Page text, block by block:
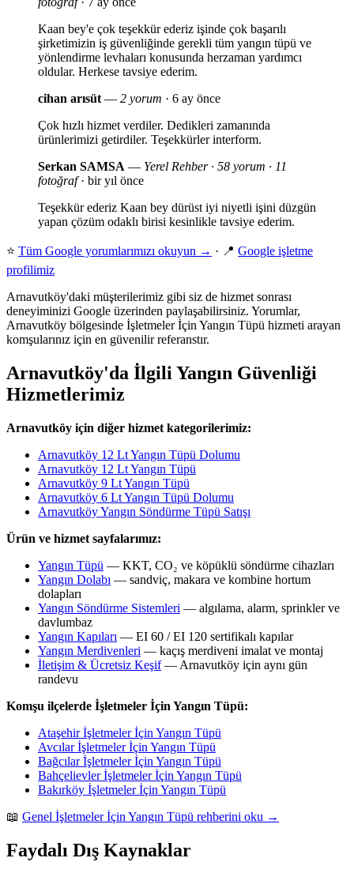
Kaan bey'e çok teşekkür ederiz işinde çok başarılı
şirketimizin iş güvenliğinde gerekli tüm yangın tüpü ve
yönlendirme levhaları konusunda herzaman yardımcı
oldular. Herkese tavsiye ederim.
cihan arısüt— 2 yorum · 6 ay önce
Çok hızlı hizmet verdiler. Dedikleri zamanında
ürünlerimizi getirdiler. Teşekkürler interform.
Serkan SAMSA — Yerel Rehber · 58 yorum · 11
fotoğraf· bir yıl önce
Teşekkür ederiz Kaan bey dürüst iyi niyetli işini düzgün
yapan çözüm odaklı birisi kesinlikle tavsiye ederim.
⭐ Tüm Google yorumlarımızı okuyun → · 📍 Google işletme
profilimiz
Arnavutköy'daki müşterilerimiz gibi siz de hizmet sonrası
deneyiminizi Google üzerinden paylaşabilirsiniz. Yorumlar,
Arnavutköy bölgesinde İşletmeler İçin Yangın Tüpü hizmeti arayan
komşularınız için en güvenilir referanstır.
Arnavutköy'da İlgili Yangın Güvenliği
Hizmetlerimiz
Arnavutköy için diğer hizmet kategorilerimiz:
Arnavutköy 12 Lt Yangın Tüpü Dolumu
Arnavutköy 12 Lt Yangın Tüpü
Arnavutköy 9 Lt Yangın Tüpü
Arnavutköy 6 Lt Yangın Tüpü Dolumu
Arnavutköy Yangın Söndürme Tüpü Satışı
Ürün ve hizmet sayfalarımız:
Yangın Tüpü — KKT, CO₂ ve köpüklü söndürme cihazları
Yangın Dolabı — sandviç, makara ve kombine hortum
dolapları
Yangın Söndürme Sistemleri — algılama, alarm, sprinkler ve
davlumbaz
Yangın Kapıları — EI 60 / EI 120 sertifikalı kapılar
Yangın Merdivenleri — kaçış merdiveni imalat ve montaj
İletişim & Ücretsiz Keşif— Arnavutköy için aynı gün
randevu
Komşu ilçelerde İşletmeler İçin Yangın Tüpü:
Ataşehir İşletmeler İçin Yangın Tüpü
Avcılar İşletmeler İçin Yangın Tüpü
Bağcılar İşletmeler İçin Yangın Tüpü
Bahçelievler İşletmeler İçin Yangın Tüpü
Bakırköy İşletmeler İçin Yangın Tüpü
📖 Genel İşletmeler İçin Yangın Tüpü rehberini oku →
Faydalı Dış Kaynaklar